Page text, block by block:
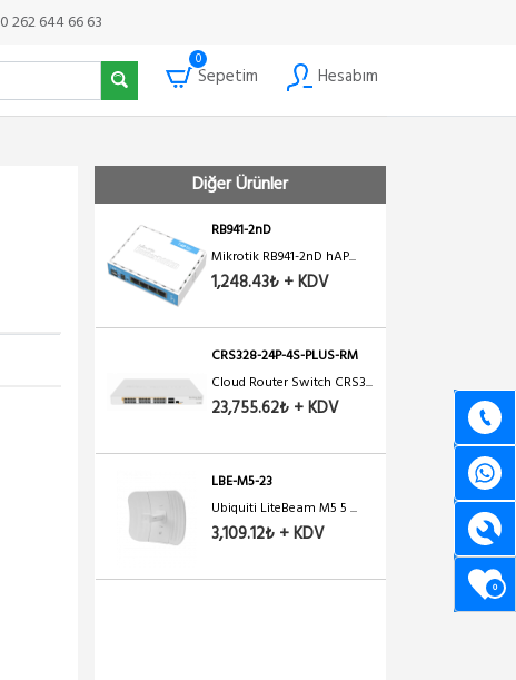
0 262 644 66 63
0
Sepetim Hesabım
0
Diğer Ürünler
RB941-2nD
Mikrotik RB941-2nD hAP...
1,248.43₺ + KDV
CRS328-24P-4S-PLUS-RM
Cloud Router Switch CRS3...
23,755.62₺ + KDV
LBE-M5-23
Ubiquiti LiteBeam M5 5 ...
3,109.12₺ + KDV